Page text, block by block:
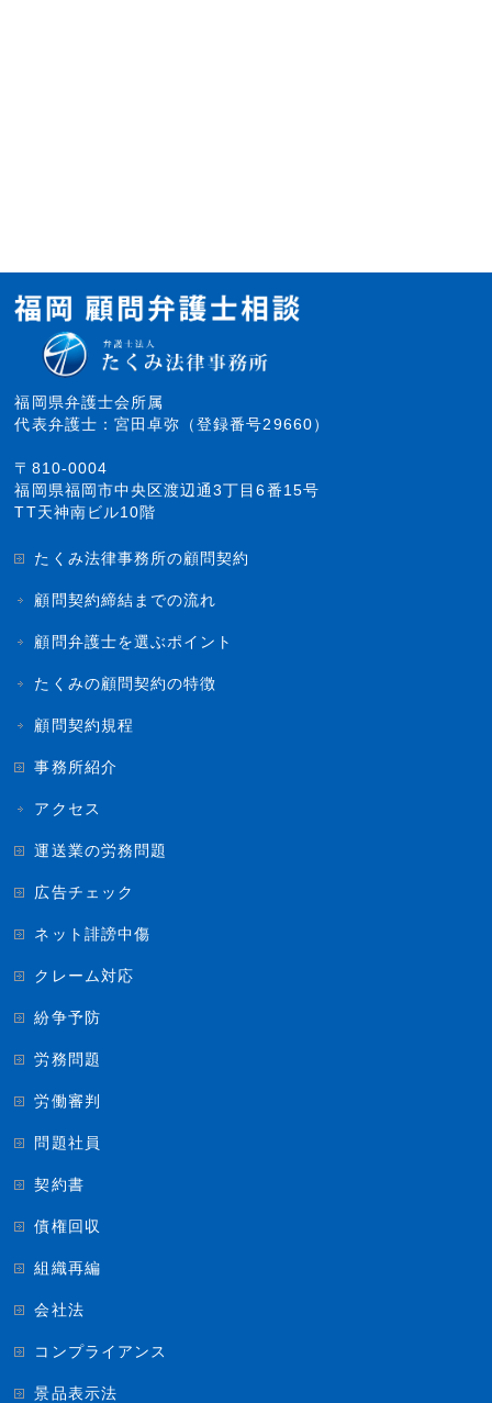
福岡県弁護士会所属
代表弁護士：宮田卓弥（登録番号29660）
〒810-0004
福岡県福岡市中央区渡辺通3丁目6番15号
TT天神南ビル10階
たくみ法律事務所の顧問契約
顧問契約締結までの流れ
顧問弁護士を選ぶポイント
たくみの顧問契約の特徴
顧問契約規程
事務所紹介
アクセス
運送業の労務問題
広告チェック
ネット誹謗中傷
クレーム対応
紛争予防
労務問題
労働審判
問題社員
契約書
債権回収
組織再編
会社法
コンプライアンス
景品表示法